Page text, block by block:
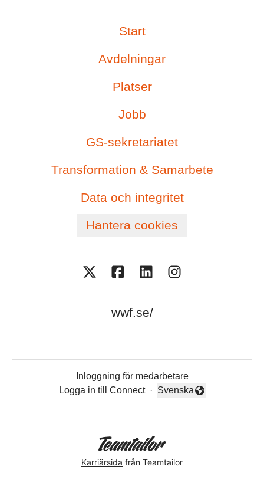
Start
Avdelningar
Platser
Jobb
GS-sekretariatet
Transformation & Samarbete
Data och integritet
Hantera cookies
wwf.se/
Inloggning för medarbetare
Logga in till Connect
·
Byt språk
Svenska
Karriärsida från Teamtailor